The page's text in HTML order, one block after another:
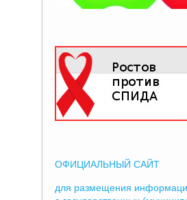
ОФИЦИАЛЬНЫЙ САЙТ
для размещения